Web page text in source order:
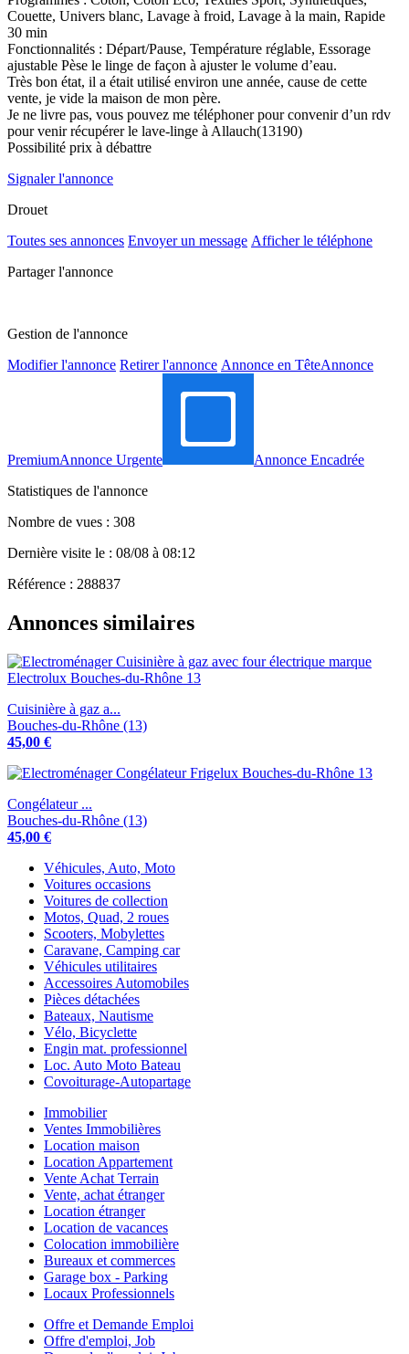
Couette, Univers blanc, Lavage à froid, Lavage à la main, Rapide
30 min
Fonctionnalités : Départ/Pause, Température réglable, Essorage
ajustable Pèse le linge de façon à ajuster le volume d’eau.
Très bon état, il a était utilisé environ une année, cause de cette
vente, je vide la maison de mon père.
Je ne livre pas, vous pouvez me téléphoner pour convenir d’un rdv
pour venir récupérer le lave-linge à Allauch(13190)
Possibilité prix à débattre
Signaler l'annonce
Drouet
Toutes ses annonces Envoyer un message Afficher le téléphone
Partager l'annonce
Gestion de l'annonce
Modifier l'annonce Retirer l'annonce Annonce en TêteAnnonce
PremiumAnnonce Urgente
Annonce Encadrée
Statistiques de l'annonce
Nombre de vues : 308
Dernière visite le : 08/08 à 08:12
Référence : 288837
Annonces similaires
Cuisinière à gaz a...
Bouches-du-Rhône (13)
45,00 €
Congélateur ...
Bouches-du-Rhône (13)
45,00 €
Véhicules, Auto, Moto
Voitures occasions
Voitures de collection
Motos, Quad, 2 roues
Scooters, Mobylettes
Caravane, Camping car
Véhicules utilitaires
Accessoires Automobiles
Pièces détachées
Bateaux, Nautisme
Vélo, Bicyclette
Engin mat. professionnel
Loc. Auto Moto Bateau
Covoiturage-Autopartage
Immobilier
Ventes Immobilières
Location maison
Location Appartement
Vente Achat Terrain
Vente, achat étranger
Location étranger
Location de vacances
Colocation immobilière
Bureaux et commerces
Garage box - Parking
Locaux Professionnels
Offre et Demande Emploi
Offre d'emploi, Job